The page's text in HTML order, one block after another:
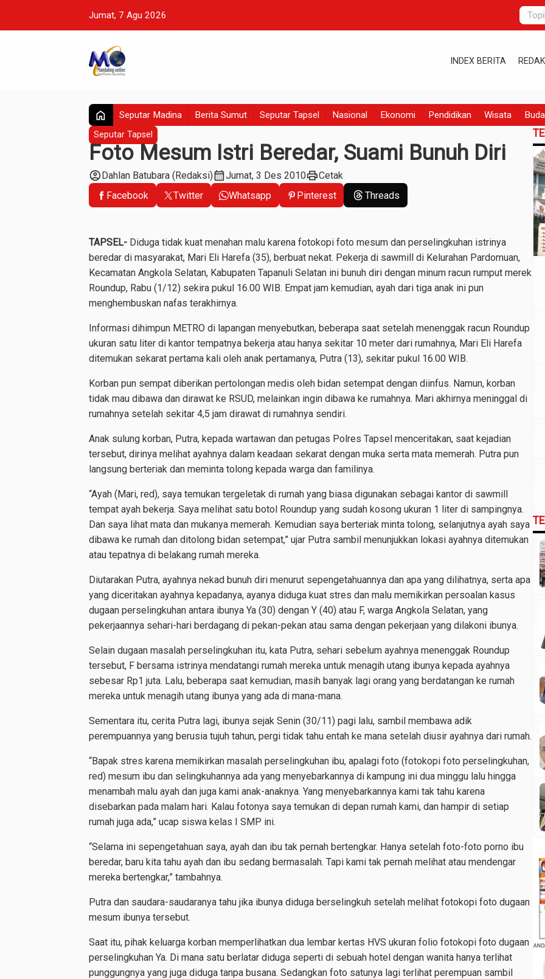
Jumat, 7 Agu 2026
INDEX BERITA
home Seputar Madina Berita Sumut Seputar Tapsel Nasional Ekonomi Pendidikan Wisata
Seputar Tapsel
Foto Mesum Istri Beredar, Suami Bunuh Diri
account_circleDahlan Batubara (Redaksi)calendar_monthJumat, 3 Des 2010printCetak
Facebook
Twitter Whatsapp Pinterest Threads
TAPSEL- Diduga tidak kuat menahan malu karena fotokopi foto mesum dan perselingkuhan istrinya
beredar di masyarakat, Mari Eli Harefa (35), berbuat nekat. Pekerja di sawmill di Kelurahan Pardomuan,
Kecamatan Angkola Selatan, Kabupaten Tapanuli Selatan ini bunuh diri dengan minum racun rumput merek
Roundup, Rabu (1/12) sekira pukul 16.00 WIB. Empat jam kemudian, ayah dari tiga anak ini pun
menghembuskan nafas terakhirnya.
Informasi dihimpun METRO di lapangan menyebutkan, beberapa saat setelah menenggak racun Roundup
ukuran satu liter di kantor tempatnya bekerja atau hanya sekitar 10 meter dari rumahnya, Mari Eli Harefa
ditemukan sekarat pertama kali oleh anak pertamanya, Putra (13), sekitar pukul 16.00 WIB.
Korban pun sempat diberikan pertolongan medis oleh bidan setempat dengan diinfus. Namun, korban
tidak mau dibawa dan dirawat ke RSUD, melainkan ingin dibawa ke rumahnya. Mari akhirnya meninggal di
rumahnya setelah sekitar 4,5 jam dirawat di rumahnya sendiri.
Anak sulung korban, Putra, kepada wartawan dan petugas Polres Tapsel menceritakan, saat kejadian
tersebut, dirinya melihat ayahnya dalam keadaan sekarat dengan muka serta mata memerah. Putra pun
langsung berteriak dan meminta tolong kepada warga dan familinya.
“Ayah (Mari, red), saya temukan tergeletak di rumah yang biasa digunakan sebagai kantor di sawmill
tempat ayah bekerja. Saya melihat satu botol Roundup yang sudah kosong ukuran 1 liter di sampingnya.
Dan saya lihat mata dan mukanya memerah. Kemudian saya berteriak minta tolong, selanjutnya ayah saya
dibawa ke rumah dan ditolong bidan setempat,” ujar Putra sambil menunjukkan lokasi ayahnya ditemukan
atau tepatnya di belakang rumah mereka.
Diutarakan Putra, ayahnya nekad bunuh diri menurut sepengetahuannya dan apa yang dilihatnya, serta apa
yang diceritakan ayahnya kepadanya, ayanya diduga kuat stres dan malu memikirkan persoalan kasus
dugaan perselingkuhan antara ibunya Ya (30) dengan Y (40) atau F, warga Angkola Selatan, yang
pekerjaannya sehari-hari berdagang di pekan-pekan atau sama dengan pekerjaan yang dilakoni ibunya.
Selain dugaan masalah perselingkuhan itu, kata Putra, sehari sebelum ayahnya menenggak Roundup
tersebut, F bersama istrinya mendatangi rumah mereka untuk menagih utang ibunya kepada ayahnya
sebesar Rp1 juta. Lalu, beberapa saat kemudian, masih banyak lagi orang yang berdatangan ke rumah
mereka untuk menagih utang ibunya yang ada di mana-mana.
Sementara itu, cerita Putra lagi, ibunya sejak Senin (30/11) pagi lalu, sambil membawa adik
perempuannya yang berusia tujuh tahun, pergi tidak tahu entah ke mana setelah diusir ayahnya dari rumah.
“Bapak stres karena memikirkan masalah perselingkuhan ibu, apalagi foto (fotokopi foto perselingkuhan,
red) mesum ibu dan selingkuhannya ada yang menyebarkannya di kampung ini dua minggu lalu hingga
menambah malu ayah dan juga kami anak-anaknya. Yang menyebarkannya kami tak tahu karena
disebarkan pada malam hari. Kalau fotonya saya temukan di depan rumah kami, dan hampir di setiap
rumah juga ada,” ucap siswa kelas I SMP ini.
“Selama ini sepengetahuan saya, ayah dan ibu tak pernah bertengkar. Hanya setelah foto-foto porno ibu
beredar, baru kita tahu ayah dan ibu sedang bermasalah. Tapi kami tak pernah melihat atau mendengar
mereka bertengkar,” tambahnya.
Putra dan saudara-saudaranya tahu jika ibunya diduga berselingkuh setelah melihat fotokopi foto dugaan
mesum ibunya tersebut.
Saat itu, pihak keluarga korban memperlihatkan dua lembar kertas HVS ukuran folio fotokopi foto dugaan
perselingkuhan Ya. Di mana satu berlatar diduga seperti di sebuah hotel dengan wanita hanya terlihat
punggungnya yang juga diduga tanpa busana. Sedangkan foto satunya lagi terlihat perempuan sambil